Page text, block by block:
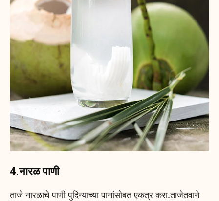
4.नारळ पाणी
ताजे नारळाचे पाणी पुदिन्याच्या पानांसोबत एकत्र करा.ताजेतवाने